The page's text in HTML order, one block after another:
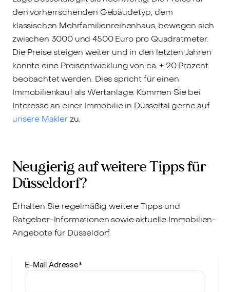
den vorherrschenden Gebäudetyp, dem
klassischen Mehrfamilienreihenhaus, bewegen sich
zwischen 3000 und 4500 Euro pro Quadratmeter.
Die Preise steigen weiter und in den letzten Jahren
konnte eine Preisentwicklung von ca. + 20 Prozent
beobachtet werden. Dies spricht für einen
Immobilienkauf als Wertanlage. Kommen Sie bei
Interesse an einer Immobilie in Düsseltal gerne auf
unsere Maklerzu.
Neugierig auf weitere Tipps für
Düsseldorf?
Erhalten Sie regelmäßig weitere Tipps und
Ratgeber-Informationen sowie aktuelle Immobilien-
Angebote für Düsseldorf.
E-Mail Adresse*